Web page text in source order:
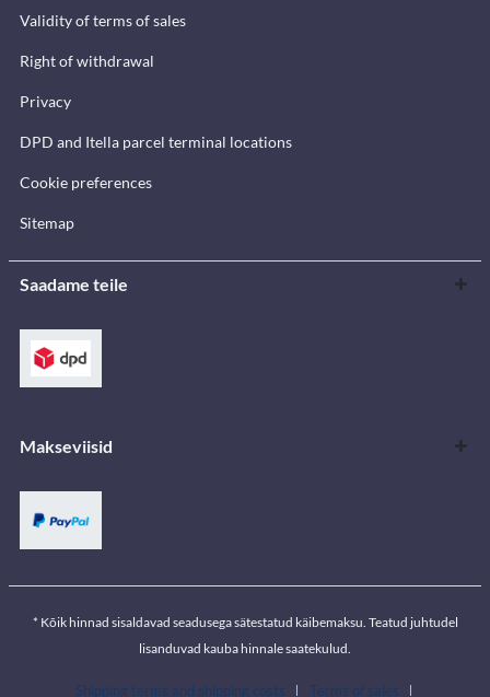
Validity of terms of sales
Right of withdrawal
Privacy
DPD and Itella parcel terminal locations
Cookie preferences
Sitemap
Saadame teile
Makseviisid
* Kõik hinnad sisaldavad seadusega sätestatud käibemaksu. Teatud juhtudel
lisanduvad kauba hinnale saatekulud.
Shipping terms and shipping costs Terms of sales